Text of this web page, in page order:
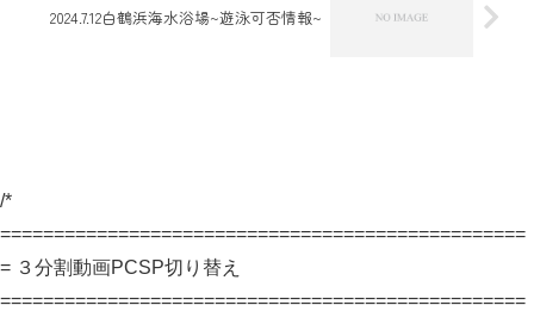
2024.7.12白鶴浜海水浴場~遊泳可否情報~
/*
=================================================
= ３分割動画PCSP切り替え
=================================================